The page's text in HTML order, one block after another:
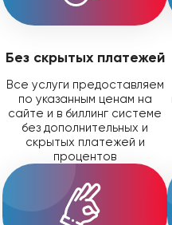
Без скрытых платежей
Все услуги предоставляем
по указанным ценам на
сайте и в биллинг системе
без дополнительных и
скрытых платежей и
процентов